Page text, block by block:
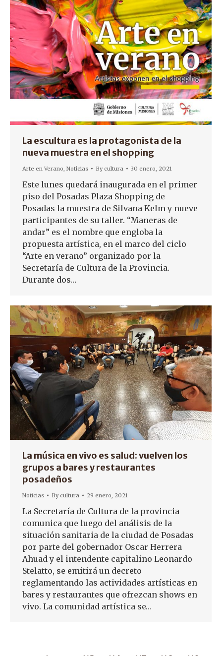
La escultura es la protagonista de la
nueva muestra en el shopping
Arte en Verano, Noticias Bycultura 30 enero, 2021
Este lunes quedará inaugurada en el primer
piso del Posadas Plaza Shopping de
Posadas la muestra de Silvana Kelm y nueve
participantes de su taller. “Maneras de
andar” es el nombre que engloba la
propuesta artística, en el marco del ciclo
“Arte en verano” organizado por la
Secretaría de Cultura de la Provincia.
Durante dos…
La música en vivo es salud: vuelven los
grupos a bares y restaurantes
posadeños
Noticias Bycultura 29 enero, 2021
La Secretaría de Cultura de la provincia
comunica que luego del análisis de la
situación sanitaria de la ciudad de Posadas
por parte del gobernador Oscar Herrera
Ahuad y el intendente capitalino Leonardo
Stelatto, se emitirá un decreto
reglamentando las actividades artísticas en
bares y restaurantes que ofrezcan shows en
vivo. La comunidad artística se…